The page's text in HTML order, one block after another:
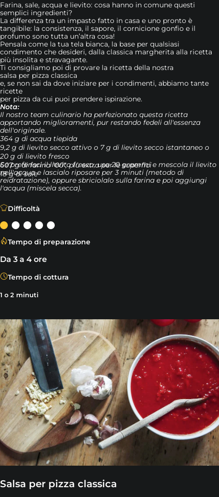
Farina, sale, acqua e lievito: cosa hanno in comune questi
semplici ingredienti?
La differenza tra un impasto fatto in casa e uno pronto è
tangibile: la consistenza, il sapore, il cornicione gonfio e il
profumo sono tutta un’altra cosa!
Pensala come la tua tela bianca, la base per qualsiasi
condimento che desideri, dalla classica margherita alla ricetta
più insolita e stravagante.
Ti consigliamo poi di provare la ricetta della nostra
salsa per pizza classica
e, se non sai da dove iniziare per i condimenti, abbiamo tante
ricette
per pizza da cui puoi prendere ispirazione.
Nota:
Il nostro team culinario ha perfezionato questa ricetta
apportando miglioramenti, pur restando fedeli all'essenza
dell'originale.
364 g di acqua tiepida
9,2 g di lievito secco attivo o 7 g di lievito secco istantaneo o
20 g di lievito fresco
607 g di farina "00", più extra per le superfici
18 g di sale
Se preferisci il lievito fresco, usa 20 grammi e mescola il lievito
nell'acqua e lascialo riposare per 3 minuti (metodo di
reidratazione), oppure sbriciolalo sulla farina e poi aggiungi
l'acqua (miscela secca).
Difficoltà
Tempo di preparazione
Da 3 a 4 ore
Tempo di cottura
1 o 2 minuti
Salsa per pizza classica